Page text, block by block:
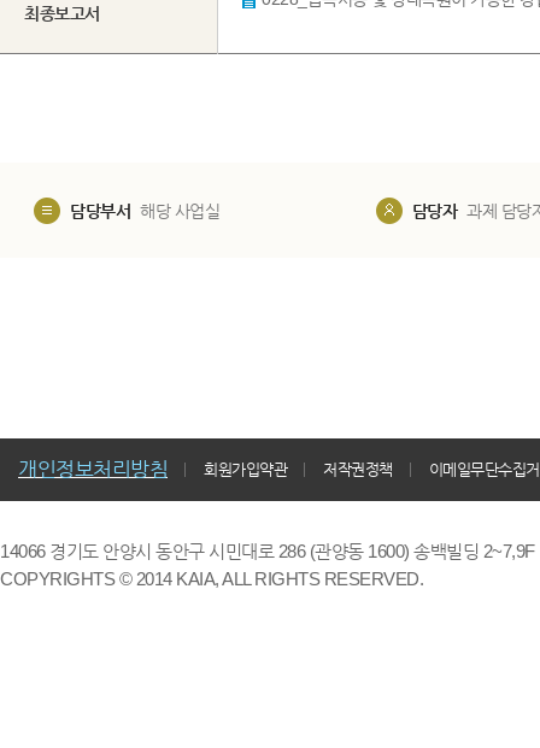
최종보고서
담당부서 해당 사업실 담당자 과제 담당
개인정보처리방침 회원가입약관 저작권정책 이메일무단수집
14066 경기도 안양시 동안구 시민대로 286 (관양동 1600) 송백빌딩
COPYRIGHTS © 2014 KAIA, ALL RIGHTS RESERVED.